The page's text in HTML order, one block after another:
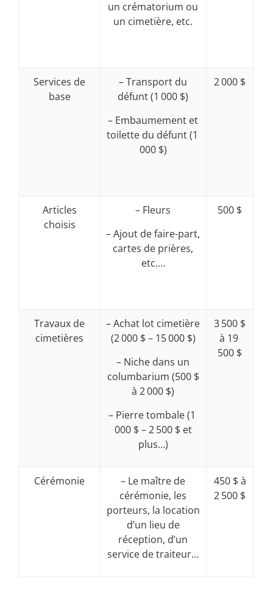
un crématorium ou
un cimetière, etc.
Services de
base
– Transport du
défunt (1 000 $)
– Embaumement et
toilette du défunt (1
000 $)
2 000 $
Articles
choisis
– Fleurs
– Ajout de faire-part,
cartes de prières,
etc.…
500 $
Travaux de
cimetières
– Achat lot cimetière
(2 000 $ – 15 000 $)
– Niche dans un
columbarium (500 $
à 2 000 $)
– Pierre tombale (1
000 $ – 2 500 $ et
plus…)
3 500 $
à 19
500 $
Cérémonie
– Le maître de
cérémonie, les
porteurs, la location
d’un lieu de
réception, d’un
service de traiteur…
450 $ à
2 500 $